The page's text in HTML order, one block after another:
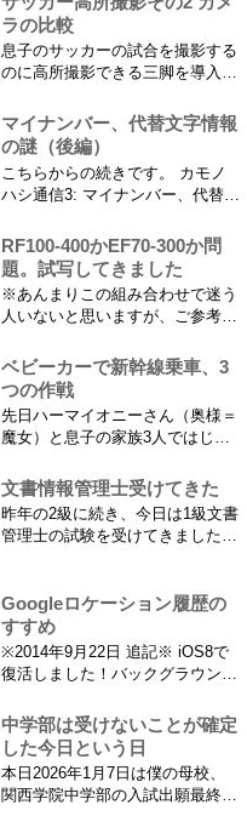
もありがたいことです。 5歳vs88
歳 ひいおばあちゃんとの対決！
カモノハシ通信3 神宮寺川で水遊
び、下の方に動画も付けてます
ラの比較
息子のサッカーの試合を撮影する
のに高所撮影できる三脚を導入し
さからフィールド全体（少年用な
ので大人用の半分の大きさです）
を撮影できればカメラを放置して
の撮影ができますし、選手のポジ
ショニングを俯瞰で見てあとから
問題...
マイナンバー、代替文字情報
の謎（後編）
こちらからの続きです。 カモノ
ハシ通信3: マイナンバー、代替文
供の名前に使える漢字には制限が
あります。たまに使える漢字が増
えたり減ったりしてニュースにな
ってますよね。（2015年１月には
「巫」の字が人名漢字に追加され
RF100-400かEF70-300か問
題。試写してきました
※あんまりこの組み合わせで迷う
人いないと思いますが、ご参考に
とにご注意ください。 息子がサ
ッカーを始めたことで望遠レンズ
をつけての撮影機会がまた増えて
きました。使っているのは EF70-
300mm F4-5.6 IS USM というレ
ベビーカーで新幹線乗車、3
つの作戦
先日ハーマイオニーさん（奥様＝
魔女）と息子の家族3人ではじめ
た。息子はまだ8ヶ月なので基本
ヒザの上なのですが、問題はベビ
ーカーをどうするか。色々事前に
調べたことと、実際に乗ってわか
ので...
文書情報管理士受けてきた
昨年の2級に続き、今日は1級文書
管理士の試験を受けてきました。
かしい…。 ※後日追記※ 無事合
格してました。しかも成績が上位
3名以内？とかで表彰してもらい
ました\( ˆoˆ )/ 文書の取り扱いや
Googleロケーション履歴の
すすめ
※2014年9月22日 追記※ iOS8で
復活しました！バックグラウンド
iPhone 6 Plusで確認しました。
カモノハシ通信3: Googleロケー
ション履歴がiOS8で復活！
※2013年11月8日 追記※ 残念な
こ...
中学部は受けないことが確定
した今日という日
本日2026年1月7日は僕の母校、
関西学院中学部の入試出願最終日